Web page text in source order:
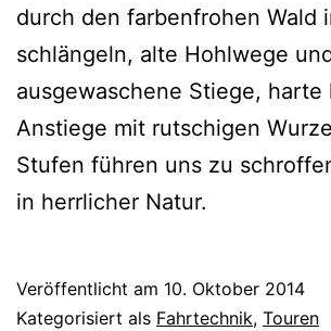
durch den farbenfrohen Wald
schlängeln, alte Hohlwege
ausgewaschene Stiege, harte
Anstiege mit rutschigen
Stufen führen uns zu
in herrlicher Natur.
Veröffentlicht am 10. Oktober 2014
Kategorisiert als Fahrtechnik, Touren